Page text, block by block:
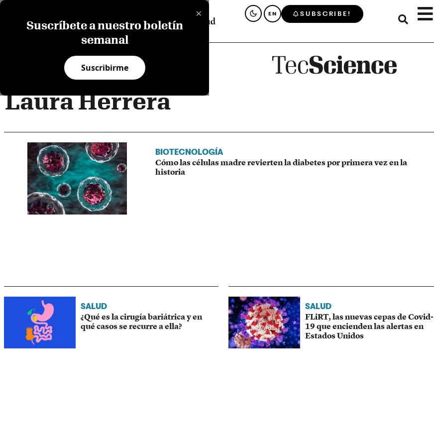
×
Suscríbete a nuestro boletín
semanal
Suscribirme
EN SUBSCRIBE!
Laura Herrera
BIOTECNOLOGÍA
Cómo las células madre revierten la diabetes por primera vez en la
historia
SALUD
¿Qué es la cirugía bariátrica y en
qué casos se recurre a ella?
SALUD
FLiRT, las nuevas cepas de Covid-
19 que encienden las alertas en
Estados Unidos